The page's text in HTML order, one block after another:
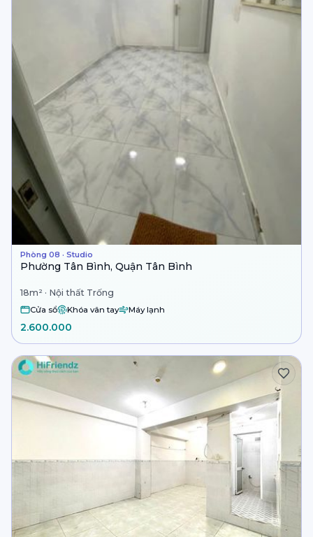
Phòng 08 · Studio
Phường Tân Bình, Quận Tân Bình
18m² · Nội thất Trống
Cửa sổ Khóa vân tay Máy lạnh
2.600.000